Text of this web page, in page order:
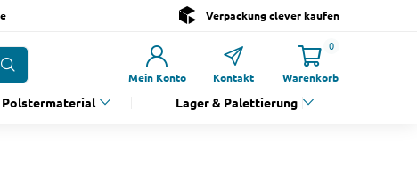
Verpackung clever kaufen
Mein Konto Kontakt
0
Warenkorb
Polstermaterial Lager & Palettierung